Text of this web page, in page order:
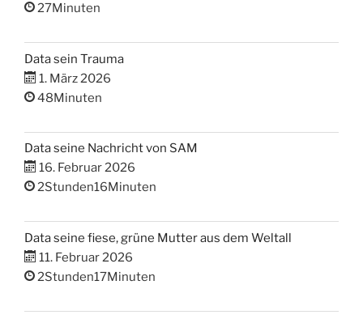
27Minuten
Data sein Trauma
1. März 2026
48Minuten
Data seine Nachricht von SAM
16. Februar 2026
2Stunden16Minuten
Data seine fiese, grüne Mutter aus dem Weltall
11. Februar 2026
2Stunden17Minuten